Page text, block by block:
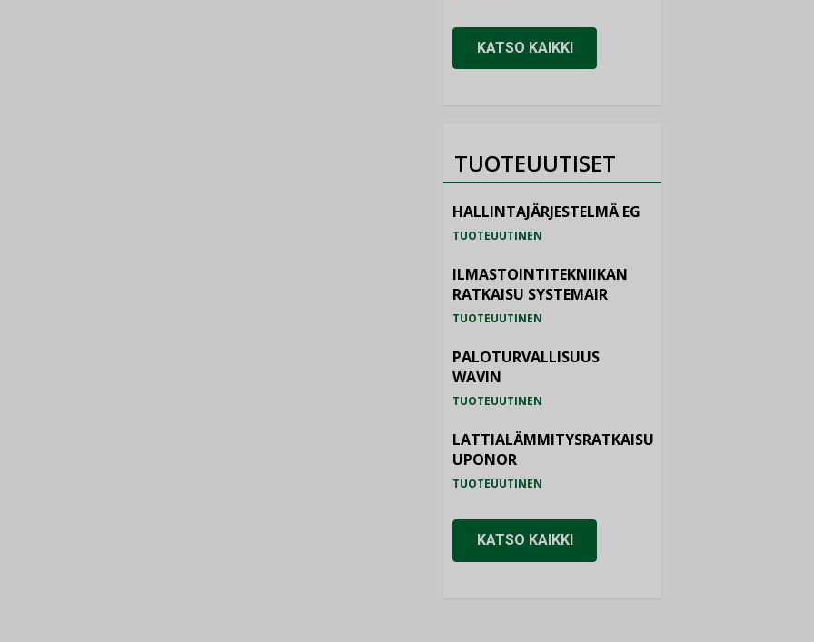
KATSO KAIKKI
TUOTEUUTISET
HALLINTAJÄRJESTELMÄ EG
TUOTEUUTINEN
ILMASTOINTITEKNIIKAN
RATKAISU SYSTEMAIR
TUOTEUUTINEN
PALOTURVALLISUUS
WAVIN
TUOTEUUTINEN
LATTIALÄMMITYSRATKAISU
UPONOR
TUOTEUUTINEN
KATSO KAIKKI